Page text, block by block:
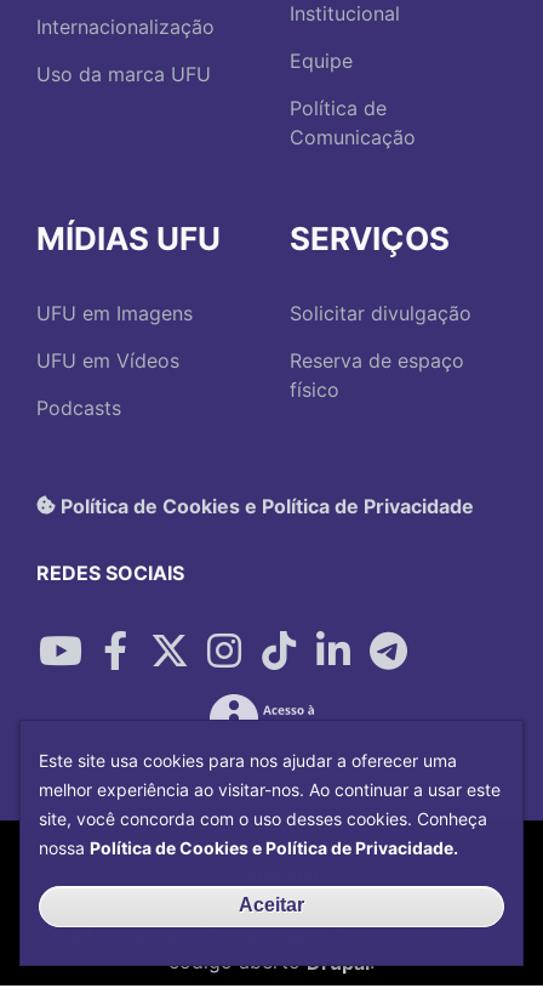
Internacionalização
Uso da marca UFU
Institucional
Equipe
Política de
Comunicação
MÍDIAS UFU
UFU em Imagens
UFU em Vídeos
Podcasts
SERVIÇOS
Solicitar divulgação
Reserva de espaço
físico
Política de Cookies e Política de Privacidade
REDES SOCIAIS
Copyright©2026Universidade Federal
Desenvolvido porCentro de Tecnologia da
Informação e Comunicaçãocom o CMS de
código abertoDrupal.
Este site usa cookies para nos ajudar a oferecer uma
melhor experiência ao visitar-nos. Ao continuar a usar este
site, você concorda com o uso desses cookies. Conheça
nossa Política de Cookies e Política de Privacidade.
Aceitar